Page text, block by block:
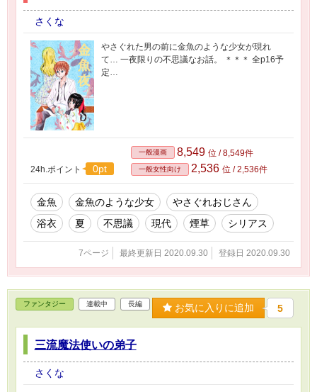
さくな
やさぐれた男の前に金魚のような少女が現れ
て… 一夜限りの不思議なお話。 ＊＊＊ 全p16予
定…
24h.ポイント 0pt
一般漫画 8,549 位 / 8,549件
一般女性向け 2,536 位 / 2,536件
金魚 金魚のような少女
やさぐれおじさん
浴衣
夏 不思議 現代 煙草 シリアス
7ページ 最終更新日 2020.09.30 登録日 2020.09.30
ファンタジー 連載中 長編 お気に入りに追加 5
三流魔法使いの弟子
さくな